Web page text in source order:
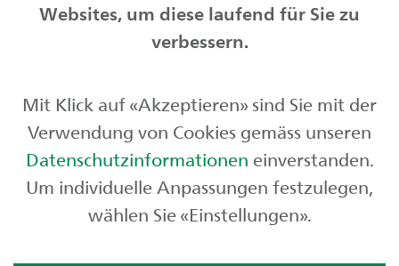
Privatkunden
Börse und Märkte
Über uns
Websites, um diese laufend für Sie zu
verbessern.
Mit Klick auf «Akzeptieren» sind Sie mit der
Verwendung von Cookies gemäss unseren
Datenschutzinformationen einverstanden.
Um individuelle Anpassungen festzulegen,
wählen Sie «Einstellungen».